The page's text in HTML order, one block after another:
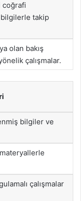
coğrafi
takip
olan bakış
çalışmalar.
bilgiler ve
çalışmalar